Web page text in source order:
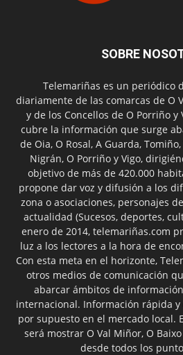
SOBRE
Telemariñas es un periódico
diariamente de las comarcas de O
y de los Concellos de O Porriño y
cubre la información que surge
de Oia, O Rosal, A Guarda,
Nigrán, O Porriño y Vigo,
objetivo de más de 420.000
propone dar voz y difusión a los
zona o asociaciones, personajes
actualidad (Sucesos, deportes,
enero de 2014, telemariñas.com
luz a los lectores a la hora de
Con esta meta en el horizonte,
otros medios de comunicación
abarcar ámbitos de
internacional. Información rápida
por supuesto en el mercado local.
será mostrar O Val Miñor, O
desde todos los